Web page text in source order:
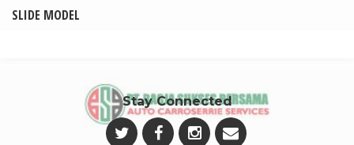
SLIDE MODEL
Stay Connected